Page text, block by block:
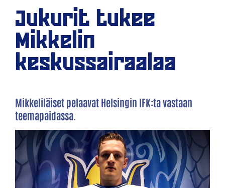
Jukurit tukee
Mikkelin
keskussairaalaa
Mikkeliläiset pelaavat Helsingin IFK:ta vastaan
teemapaidassa.